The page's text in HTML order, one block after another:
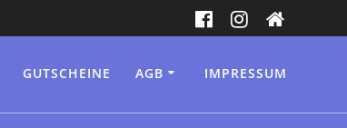
GUTSCHEINE AGB IMPRESSUM